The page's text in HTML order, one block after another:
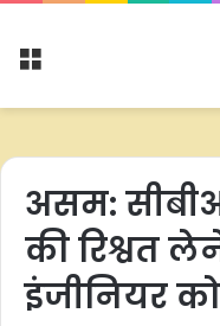
Menu
असम:
की रिश्वत
इंजीनियर